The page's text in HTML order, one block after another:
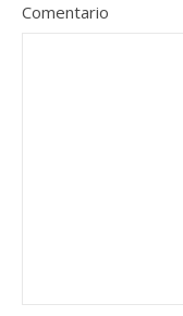
Comentario